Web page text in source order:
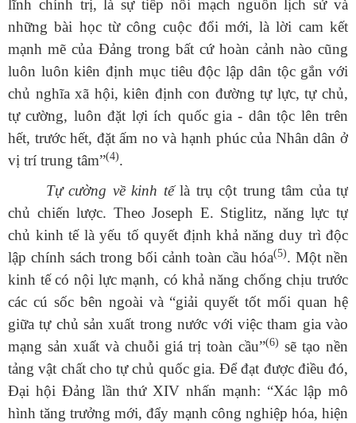
lĩnh chính trị, là sự tiếp nối mạch nguồn lịch sử và
những bài học từ công cuộc đổi mới, là lời cam kết
mạnh mẽ của Đảng trong bất cứ hoàn cảnh nào cũng
luôn luôn kiên định mục tiêu độc lập dân tộc gắn với
chủ nghĩa xã hội, kiên định con đường tự lực, tự chủ,
tự cường, luôn đặt lợi ích quốc gia - dân tộc lên trên
hết, trước hết, đặt ấm no và hạnh phúc của Nhân dân ở
vị trí trung tâm”(4).
Tự cường về kinh tếlà trụ cột trung tâm của tự
chủ chiến lược. Theo Joseph E. Stiglitz, năng lực tự
chủ kinh tế là yếu tố quyết định khả năng duy trì độc
lập chính sách trong bối cảnh toàn cầu hóa(5). Một nền
kinh tế có nội lực mạnh, có khả năng chống chịu trước
các cú sốc bên ngoài và “giải quyết tốt mối quan hệ
giữa tự chủ sản xuất trong nước với việc tham gia vào
mạng sản xuất và chuỗi giá trị toàn cầu”(6) sẽ tạo nền
tảng vật chất cho tự chủ quốc gia. Để đạt được điều đó,
Đại hội Đảng lần thứ XIV nhấn mạnh: “Xác lập mô
hình tăng trưởng mới, đẩy mạnh công nghiệp hóa, hiện